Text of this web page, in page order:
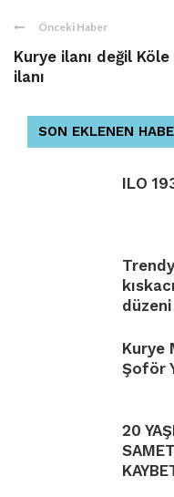
Önceki Haber
Kurye ilanı değil Köle
ilanı
SON EKLENEN
ILO
düzeni
Kurye
Şoför
20